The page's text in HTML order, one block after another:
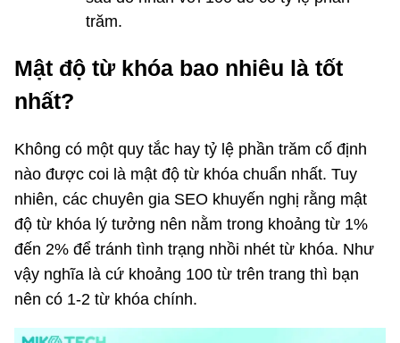
trăm.
Mật độ từ khóa bao nhiêu là tốt
nhất?
Không có một quy tắc hay tỷ lệ phần trăm cố định
nào được coi là mật độ từ khóa chuẩn nhất. Tuy
nhiên, các chuyên gia SEO khuyến nghị rằng mật
độ từ khóa lý tưởng nên nằm trong khoảng từ 1%
đến 2% để tránh tình trạng nhồi nhét từ khóa. Như
vậy nghĩa là cứ khoảng 100 từ trên trang thì bạn
nên có 1-2 từ khóa chính.